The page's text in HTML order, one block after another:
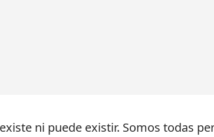
ni puede existir. Somos todas